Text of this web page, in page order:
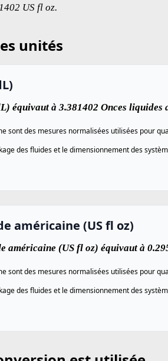
US fl oz.
unités
équivaut à 3.381402 Onces liquides
sont des mesures normalisées utilisées pour
des fluides et le dimensionnement des
américaine (US fl oz)
américaine (US fl oz) équivaut à
sont des mesures normalisées utilisées pour
des fluides et le dimensionnement des